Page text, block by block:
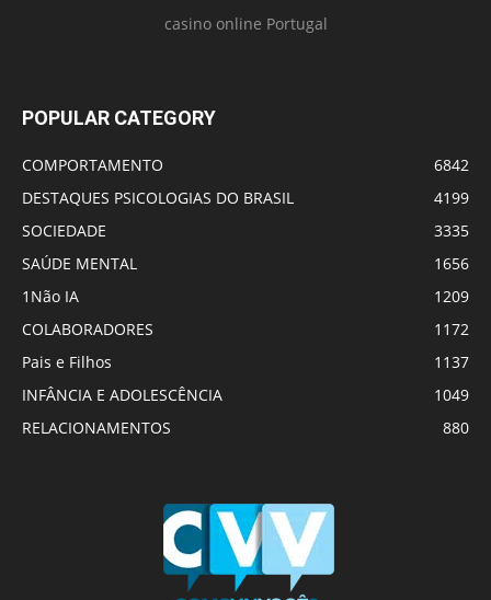
casino online Portugal
POPULAR CATEGORY
COMPORTAMENTO
6842
DESTAQUES PSICOLOGIAS DO BRASIL
4199
SOCIEDADE
3335
SAÚDE MENTAL
1656
1Não IA
1209
COLABORADORES
1172
Pais e Filhos
1137
INFÂNCIA E ADOLESCÊNCIA
1049
RELACIONAMENTOS
880